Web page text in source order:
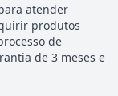
atender
produtos
de
de 3 meses e